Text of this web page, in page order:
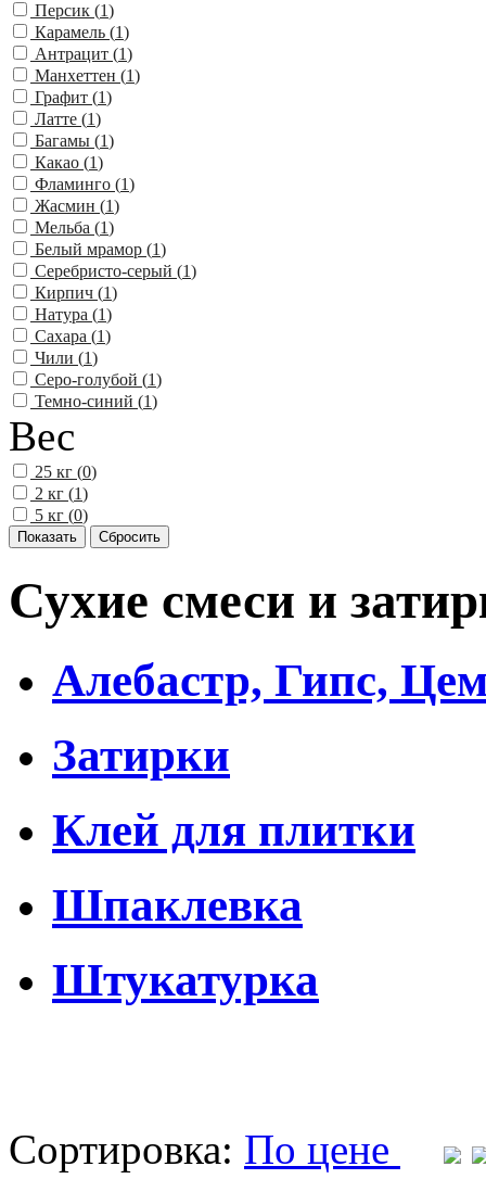
Персик (1)
Карамель (1)
Антрацит (1)
Манхеттен (1)
Графит (1)
Латте (1)
Багамы (1)
Какао (1)
Фламинго (1)
Жасмин (1)
Мельба (1)
Белый мрамор (1)
Серебристо-серый (1)
Кирпич (1)
Натура (1)
Сахара (1)
Чили (1)
Серо-голубой (1)
Темно-синий (1)
Вес
25 кг (0)
2 кг (1)
5 кг (0)
Сухие смеси и
Алебастр, Гипс,
Затирки
Клей для плитки
Шпаклевка
Штукатурка
Сортировка: По цене